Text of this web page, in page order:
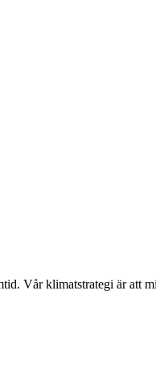
Vår klimatstrategi är att